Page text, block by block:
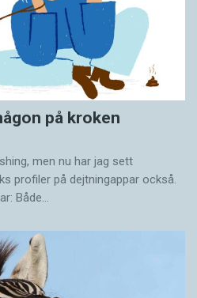
på kroken
men nu har jag sett
profiler på dejtningappar också.
Både…